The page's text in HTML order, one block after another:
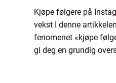
Kjøpe følgere på
vekst I denne
fenomenet «kjøpe
gi deg en grundig